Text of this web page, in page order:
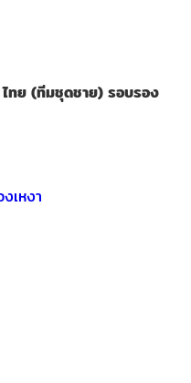
ทย (ทีมชุดชาย) รอบรอง